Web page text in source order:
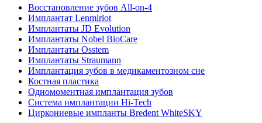
Восстановление зубов All‑on‑4
Имплантат Lenmiriot
Имплантаты JD Evolution
Имплантаты Nobel BioСare
Имплантаты Osstem
Имплантаты Straumann
Имплантация зубов в медикаментозном сне
Костная пластика
Одномоментная имплантация зубов
Система имплантации Hi-Tech
Циркониевые импланты Bredent WhiteSKY